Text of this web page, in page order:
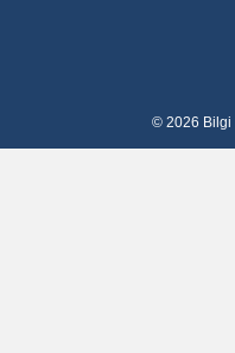
© 2026 Bilgi